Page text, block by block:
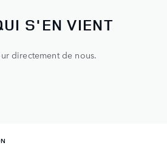
S'EN VIENT
directement de nous.